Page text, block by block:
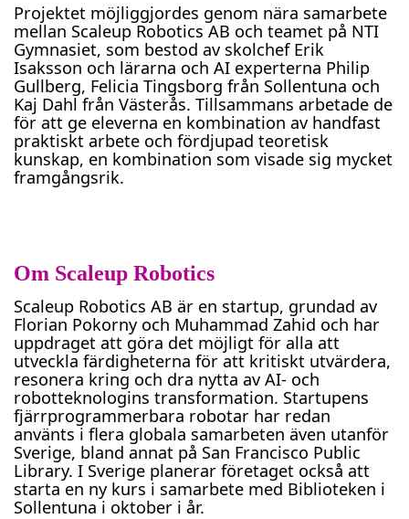
Projektet möjliggjordes genom nära samarbete
mellan Scaleup Robotics AB och teamet på NTI
Gymnasiet, som bestod av skolchef Erik
Isaksson och lärarna och AI experterna Philip
Gullberg, Felicia Tingsborg från Sollentuna och
Kaj Dahl från Västerås. Tillsammans arbetade de
för att ge eleverna en kombination av handfast
praktiskt arbete och fördjupad teoretisk
kunskap, en kombination som visade sig mycket
framgångsrik.
Om Scaleup Robotics
Scaleup Robotics AB är en startup, grundad av
Florian Pokorny och Muhammad Zahid och har
uppdraget att göra det möjligt för alla att
utveckla färdigheterna för att kritiskt utvärdera,
resonera kring och dra nytta av AI- och
robotteknologins transformation. Startupens
fjärrprogrammerbara robotar har redan
använts i flera globala samarbeten även utanför
Sverige, bland annat på San Francisco Public
Library. I Sverige planerar företaget också att
starta en ny kurs i samarbete med Biblioteken i
Sollentuna i oktober i år.